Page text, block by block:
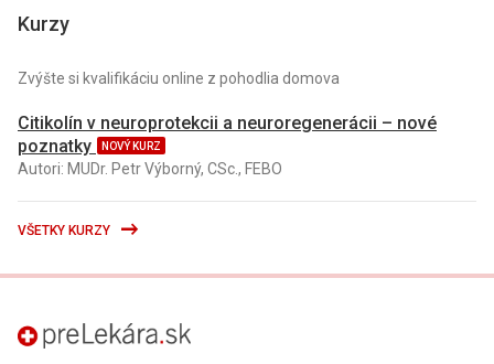
Kurzy
Zvýšte si kvalifikáciu online z pohodlia domova
Citikolín v neuroprotekcii a neuroregenerácii – nové
poznatky
NOVÝ KURZ
Autori: MUDr. Petr Výborný, CSc., FEBO
VŠETKY KURZY
preLekára.sk